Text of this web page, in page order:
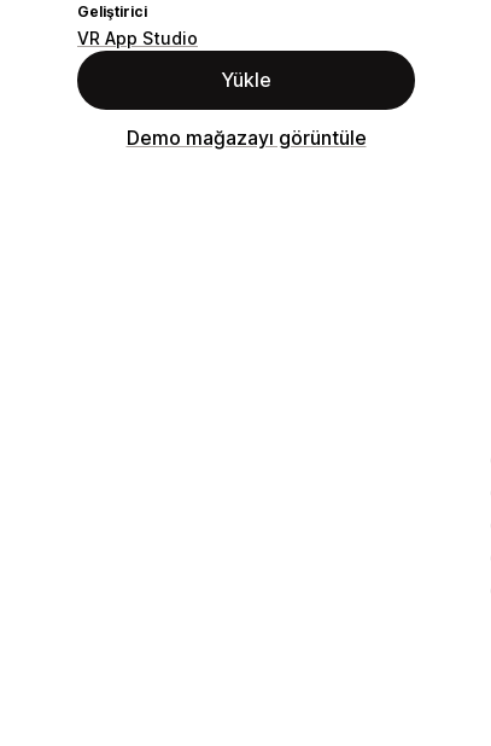
Geliştirici
VR App Studio
Yükle
Demo mağazayı görüntüle